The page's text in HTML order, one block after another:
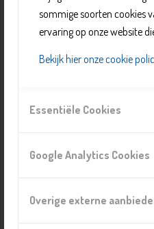
sommige soorten cookies
ervaring op onze website
Bekijk hier onze cookie
Essentiële Cookies
Google Analytics Cookies
Overige externe
Weerbaarheid 6-12 jaar